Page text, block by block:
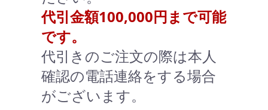
代引金額100,000円まで可能
です。
代引きのご注文の際は本人
確認の電話連絡をする場合
がございます。